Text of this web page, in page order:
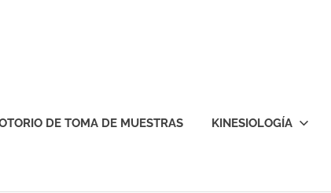
DE TOMA DE MUESTRAS KINESIOLOGÍA